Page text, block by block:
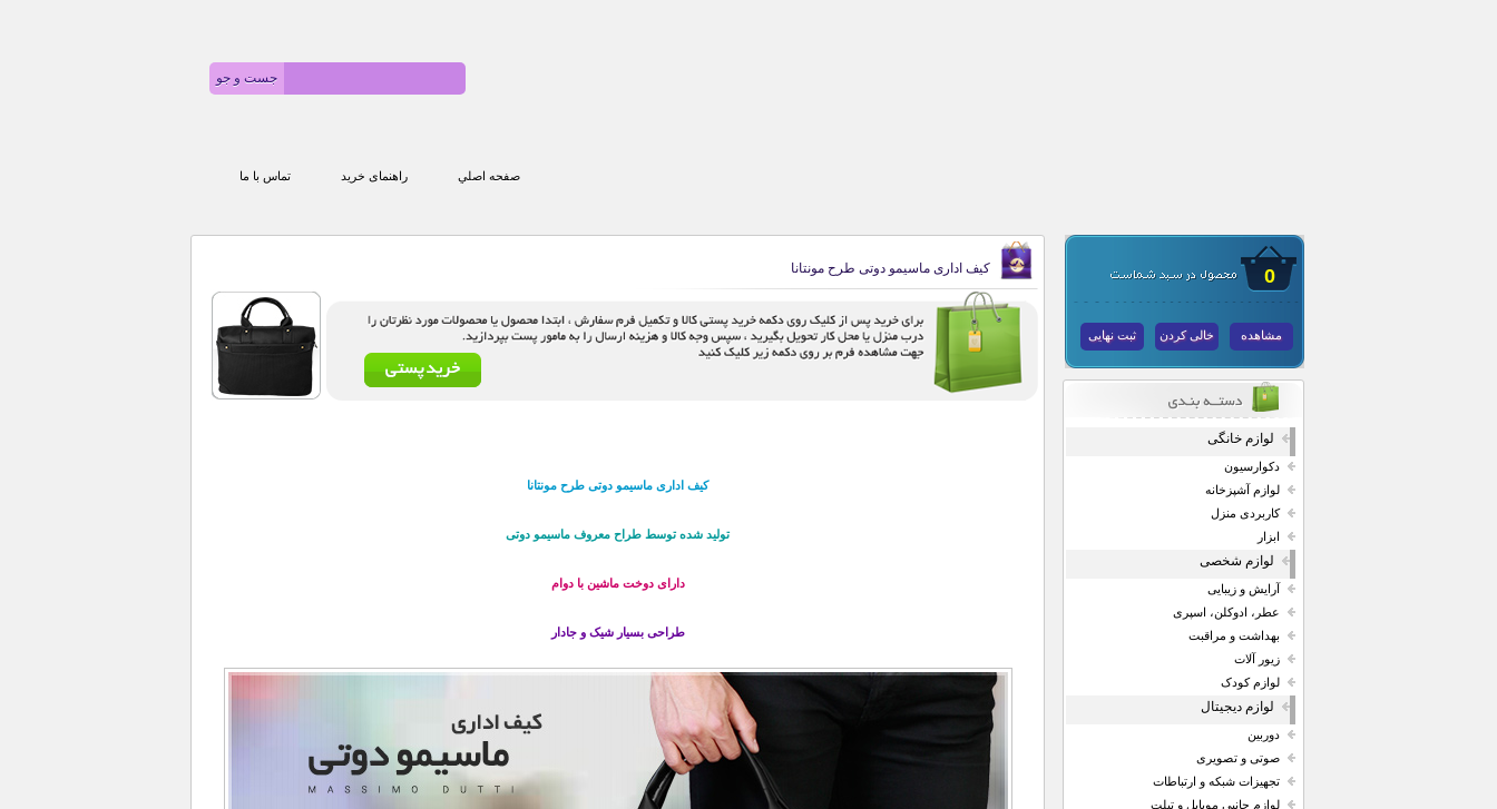
صفحه اصلي راهنمای خرید تماس با ما
0
مشاهده خالی کردن ثبت نهایی
لوازم خانگی
دکوارسیون
لوازم آشپزخانه
کاربردی منزل
ابزار
لوازم شخصی
آرایش و زیبایی
عطر، ادوکلن، اسپری
بهداشت و مراقبت
زیور آلات
لوازم کودک
لوازم دیجیتال
دوربین
صوتی و تصویری
تجهیزات شبکه و ارتباطات
لوازم جانبی موبایل و تبلت
کیف اداری ماسیمو دوتی طرح مونتانا
کیف اداری ماسیمو دوتی طرح مونتانا
تولید شده توسط طراح معروف ماسیمو دوتی
دارای دوخت ماشین با دوام
طراحی بسیار شیک و جادار